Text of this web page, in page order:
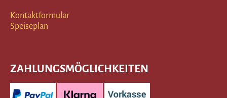
Kontaktformular
Speiseplan
ZAHLUNGSMÖGLICHKEITEN